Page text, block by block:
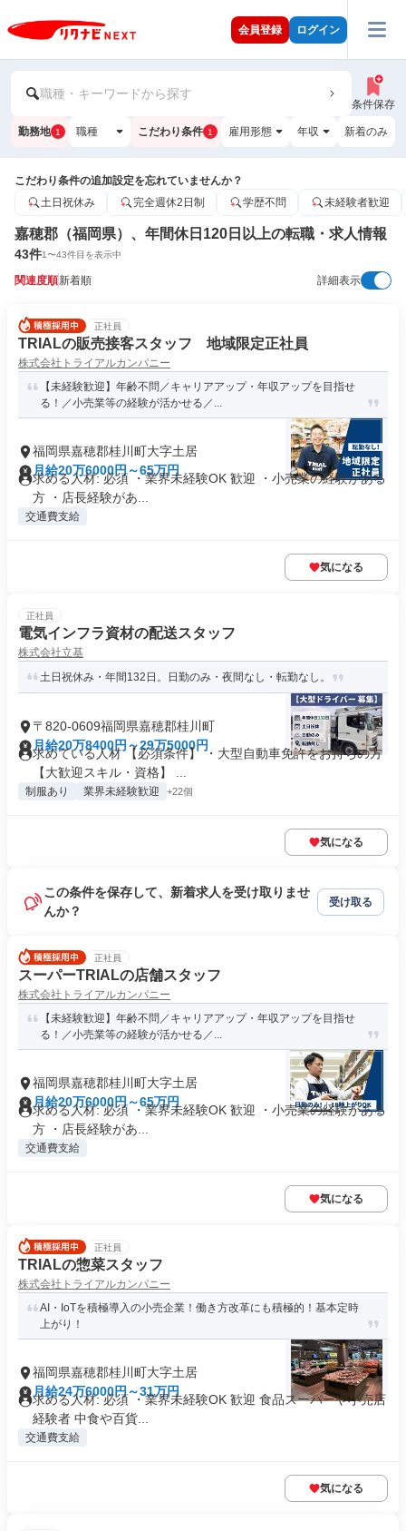
会員登録 ログイン
職種・キーワードから探す
条件保存
勤務地 1 職種 こだわり条件 1 雇用形態 年収 新着のみ
こだわり条件の追加設定を忘れていませんか？
土日祝休み
完全週休2日制 学歴不問 未経験者歓迎
嘉穂郡（福岡県）、年間休日120日以上の転職・求人情報
43件1〜43件目を表示中
関連度順新着順 詳細表示
正社員
TRIALの販売接客スタッフ 地域限定正社員
株式会社トライアルカンパニー
【未経験歓迎】年齢不問／キャリアアップ・年収アップを目指せ
る！／小売業等の経験が活かせる／...
福岡県嘉穂郡桂川町大字土居
月給20万6000円～65万円
求める人材: 必須 ・業界未経験OK 歓迎 ・小売業の経験がある
方 ・店長経験があ...
交通費支給
気になる
正社員
電気インフラ資材の配送スタッフ
株式会社立基
土日祝休み・年間132日。日勤のみ・夜間なし・転勤なし。
〒820-0609福岡県嘉穂郡桂川町
月給20万8400円～29万5000円
求めている人材 【必須条件】 ・大型自動車免許をお持ちの方
【大歓迎スキル・資格】 ...
制服あり 業界未経験歓迎 +22個
気になる
この条件を保存して、新着求人を受け取りませ
んか？
受け取る
正社員
スーパーTRIALの店舗スタッフ
株式会社トライアルカンパニー
【未経験歓迎】年齢不問／キャリアアップ・年収アップを目指せ
る！／小売業等の経験が活かせる／...
福岡県嘉穂郡桂川町大字土居
月給20万6000円～65万円
求める人材: 必須 ・業界未経験OK 歓迎 ・小売業の経験がある
方 ・店長経験があ...
交通費支給
気になる
正社員
TRIALの惣菜スタッフ
株式会社トライアルカンパニー
AI・IoTを積極導入の小売企業！働き方改革にも積極的！基本定時
上がり！
福岡県嘉穂郡桂川町大字土居
月給24万6000円～31万円
求める人材: 必須 ・業界未経験OK 歓迎 食品スーパーや小売店
経験者 中食や百貨...
交通費支給
気になる